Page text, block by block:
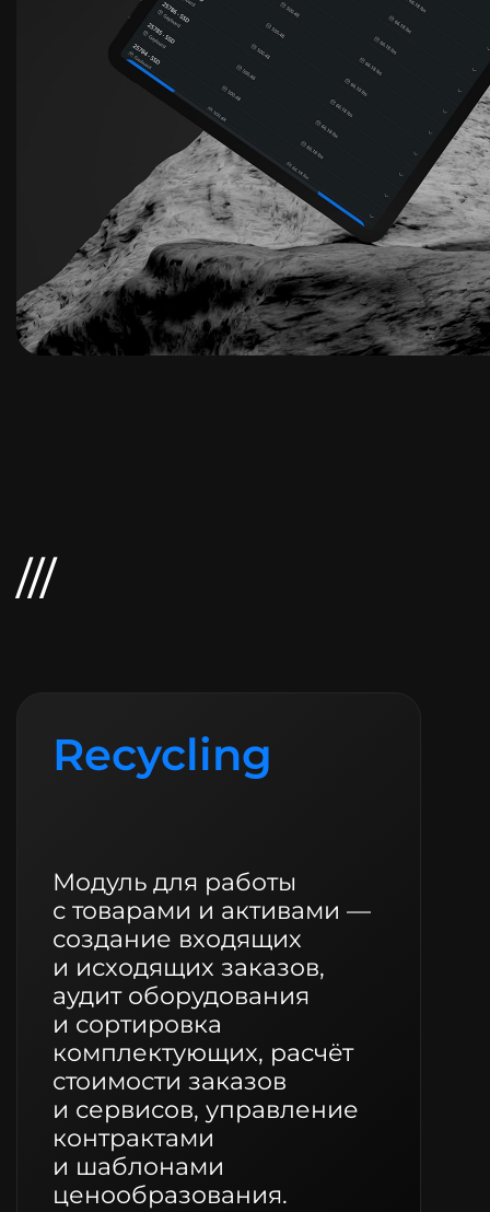
Recycling
Модуль для работы
с товарами и активами —
создание входящих
и исходящих заказов,
аудит оборудования
и сортировка
комплектующих, расчёт
стоимости заказов
и сервисов, управление
контрактами
и шаблонами
ценообразования.